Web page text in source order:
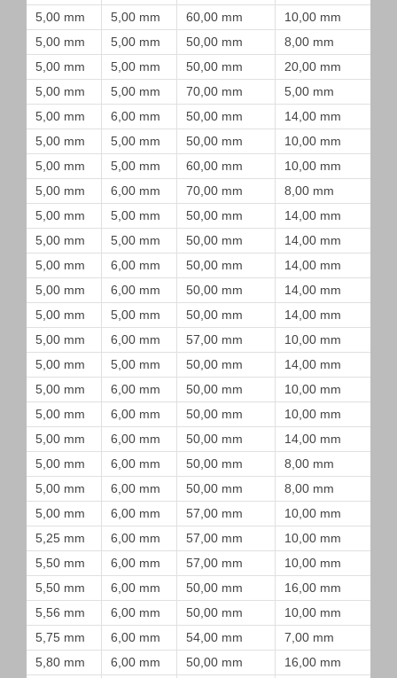
5,00 mm
5,00 mm 60,00 mm
10,00 mm
5,00 mm
5,00 mm 50,00 mm
8,00 mm
5,00 mm
5,00 mm 50,00 mm
20,00 mm
5,00 mm
5,00 mm 70,00 mm
5,00 mm
5,00 mm
6,00 mm 50,00 mm
14,00 mm
5,00 mm
5,00 mm 50,00 mm
10,00 mm
5,00 mm
5,00 mm 60,00 mm
10,00 mm
5,00 mm
6,00 mm 70,00 mm
8,00 mm
5,00 mm
5,00 mm 50,00 mm
14,00 mm
5,00 mm
5,00 mm 50,00 mm
14,00 mm
5,00 mm
6,00 mm 50,00 mm
14,00 mm
5,00 mm
6,00 mm 50,00 mm
14,00 mm
5,00 mm
5,00 mm 50,00 mm
14,00 mm
5,00 mm
6,00 mm 57,00 mm
10,00 mm
5,00 mm
5,00 mm 50,00 mm
14,00 mm
5,00 mm
6,00 mm 50,00 mm
10,00 mm
5,00 mm
6,00 mm 50,00 mm
10,00 mm
5,00 mm
6,00 mm 50,00 mm
14,00 mm
5,00 mm
6,00 mm 50,00 mm
8,00 mm
5,00 mm
6,00 mm 50,00 mm
8,00 mm
5,00 mm
6,00 mm 57,00 mm
10,00 mm
5,25 mm
6,00 mm 57,00 mm
10,00 mm
5,50 mm
6,00 mm 57,00 mm
10,00 mm
5,50 mm
6,00 mm 50,00 mm
16,00 mm
5,56 mm
6,00 mm 50,00 mm
10,00 mm
5,75 mm
6,00 mm 54,00 mm
7,00 mm
5,80 mm
6,00 mm 50,00 mm
16,00 mm